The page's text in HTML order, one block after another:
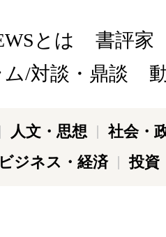
とは
書評家
/対談・鼎談
人文・思想
社会・
ビジネス・経済 投資